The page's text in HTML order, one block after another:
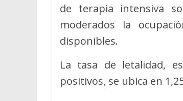
de terapia intensiva
moderados la
disponibles.
La tasa de letalidad,
positivos, se ubica en